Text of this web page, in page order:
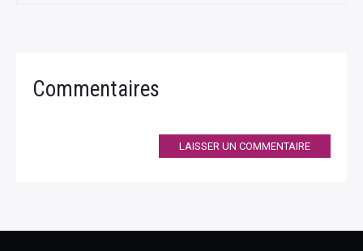
Commentaires
LAISSER UN COMMENTAIRE